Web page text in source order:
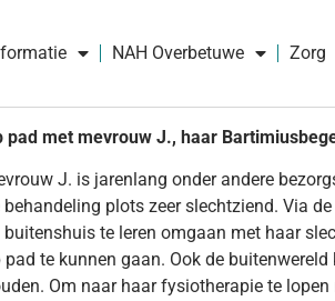
NAH Overbetuwe Zorg
pad met mevrouw J., haar
J. is jarenlang onder andere
behandeling plots zeer slechtziend. Via
buitenshuis te leren omgaan met haar
pad te kunnen gaan. Ook de
Om naar haar fysiotherapie te